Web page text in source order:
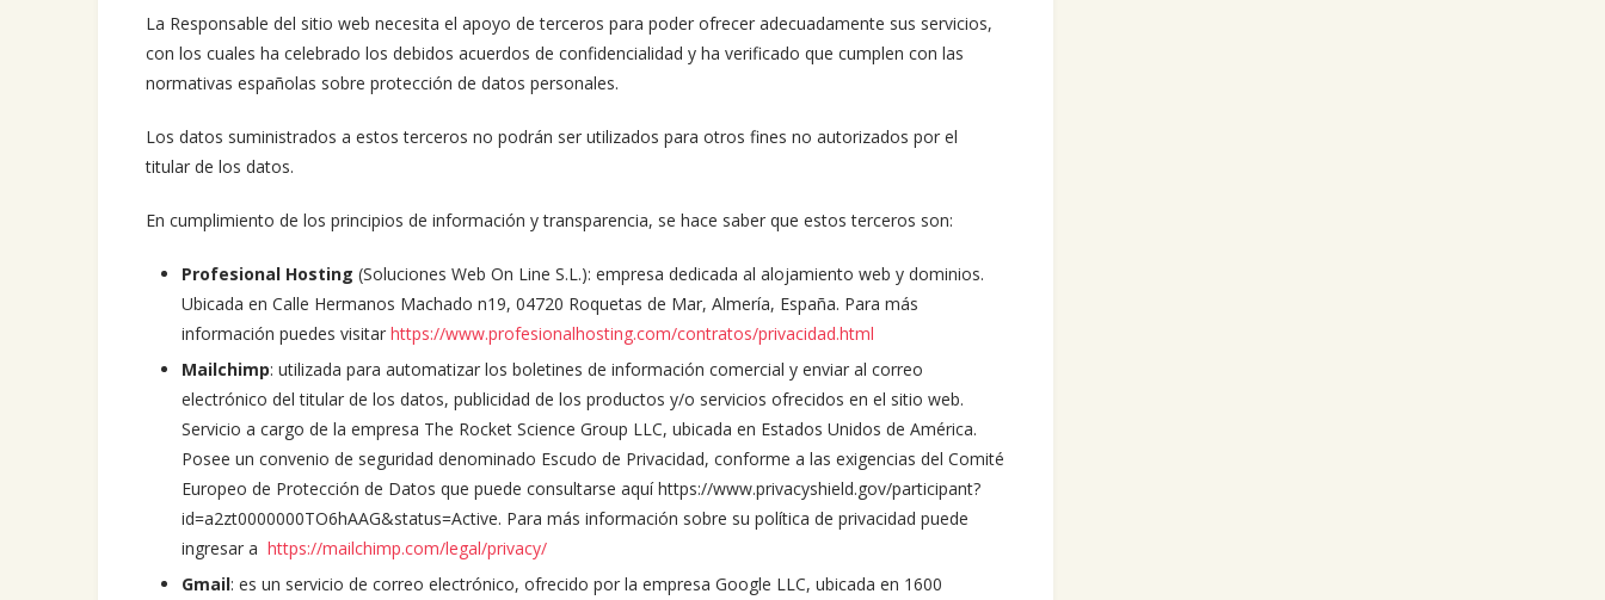
La Responsable del sitio web necesita el apoyo de terceros para poder ofrecer adecuadamente sus servicios,
con los cuales ha celebrado los debidos acuerdos de confidencialidad y ha verificado que cumplen con las
normativas españolas sobre protección de datos personales.
Los datos suministrados a estos terceros no podrán ser utilizados para otros fines no autorizados por el
titular de los datos.
En cumplimiento de los principios de información y transparencia, se hace saber que estos terceros son:
Profesional Hosting (Soluciones Web On Line S.L.): empresa dedicada al alojamiento web y dominios.
Ubicada en Calle Hermanos Machado n19, 04720 Roquetas de Mar, Almería, España. Para más
información puedes visitar https://www.profesionalhosting.com/contratos/privacidad.html
Mailchimp: utilizada para automatizar los boletines de información comercial y enviar al correo
electrónico del titular de los datos, publicidad de los productos y/o servicios ofrecidos en el sitio web.
Servicio a cargo de la empresa The Rocket Science Group LLC, ubicada en Estados Unidos de América.
Posee un convenio de seguridad denominado Escudo de Privacidad, conforme a las exigencias del Comité
Europeo de Protección de Datos que puede consultarse aquí https://www.privacyshield.gov/participant?
id=a2zt0000000TO6hAAG&status=Active. Para más información sobre su política de privacidad puede
ingresar a https://mailchimp.com/legal/privacy/
Gmail: es un servicio de correo electrónico, ofrecido por la empresa Google LLC, ubicada en 1600